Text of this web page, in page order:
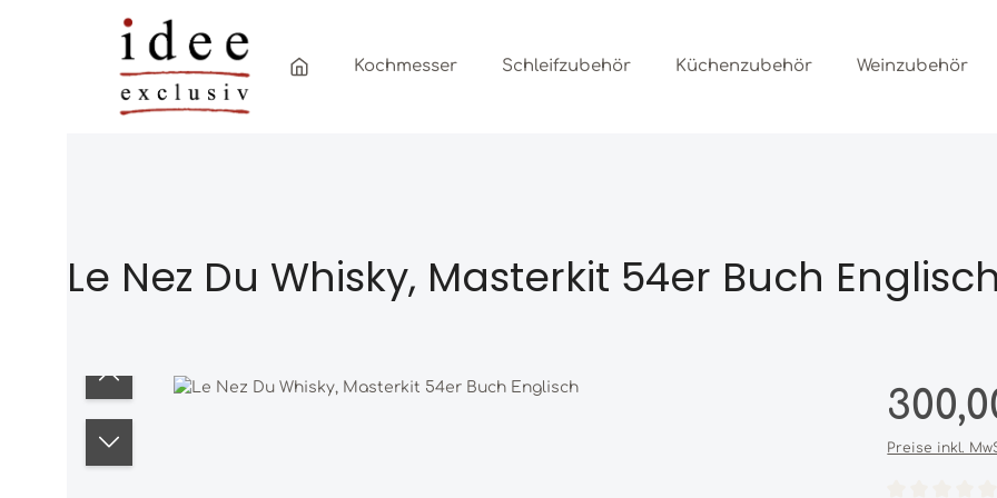
Zum Hauptinhalt springen
Zur Hauptnavigation springen
Kochmesser Schleifzubehör Küchenzubehör Weinzubehör
Le Nez Du Whisky, Masterkit 54er Buch Englisch
Bildergalerie überspringen Regulärer
Preise inkl.